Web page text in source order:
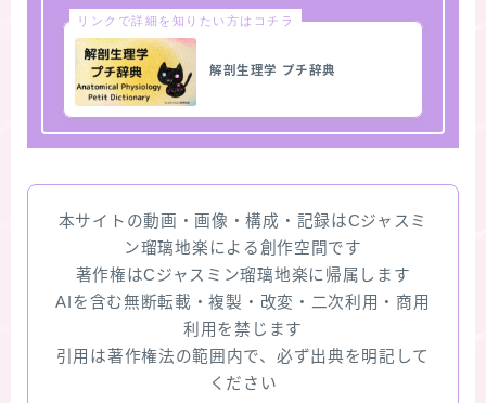
リンクで詳細を知りたい方はコチラ
解剖生理学 プチ辞典
本サイトの動画・画像・構成・記録はCジャスミ
ン瑠璃地楽による創作空間です
著作権はCジャスミン瑠璃地楽に帰属します
AIを含む無断転載・複製・改変・二次利用・商用
利用を禁じます
引用は著作権法の範囲内で、必ず出典を明記して
ください